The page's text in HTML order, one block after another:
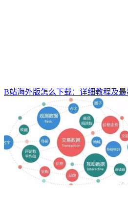
B站海外版怎么下载：详细教程及